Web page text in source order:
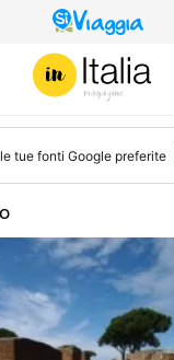
QUESTO
SITO
CONTRIBUISCE
ALL’AUDIENCE
DI
tue fonti Google preferite